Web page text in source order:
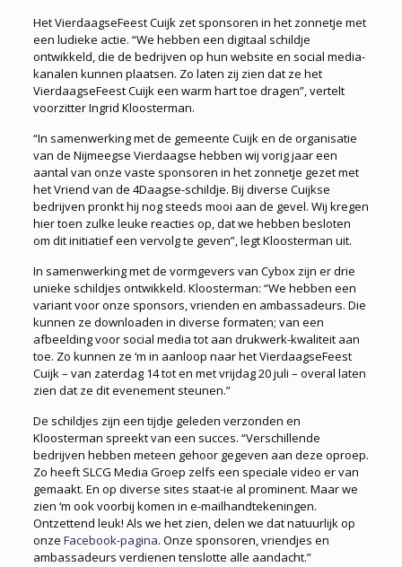
Het VierdaagseFeest Cuijk zet sponsoren in het zonnetje met
een ludieke actie. “We hebben een digitaal schildje
ontwikkeld, die de bedrijven op hun website en social media-
kanalen kunnen plaatsen. Zo laten zij zien dat ze het
VierdaagseFeest Cuijk een warm hart toe dragen”, vertelt
voorzitter Ingrid Kloosterman.
“In samenwerking met de gemeente Cuijk en de organisatie
van de Nijmeegse Vierdaagse hebben wij vorig jaar een
aantal van onze vaste sponsoren in het zonnetje gezet met
het Vriend van de 4Daagse-schildje. Bij diverse Cuijkse
bedrijven pronkt hij nog steeds mooi aan de gevel. Wij kregen
hier toen zulke leuke reacties op, dat we hebben besloten
om dit initiatief een vervolg te geven”, legt Kloosterman uit.
In samenwerking met de vormgevers van Cybox zijn er drie
unieke schildjes ontwikkeld. Kloosterman: “We hebben een
variant voor onze sponsors, vrienden en ambassadeurs. Die
kunnen ze downloaden in diverse formaten; van een
afbeelding voor social media tot aan drukwerk-kwaliteit aan
toe. Zo kunnen ze ‘m in aanloop naar het VierdaagseFeest
Cuijk – van zaterdag 14 tot en met vrijdag 20 juli – overal laten
zien dat ze dit evenement steunen.”
De schildjes zijn een tijdje geleden verzonden en
Kloosterman spreekt van een succes. “Verschillende
bedrijven hebben meteen gehoor gegeven aan deze oproep.
Zo heeft SLCG Media Groep zelfs een speciale video er van
gemaakt. En op diverse sites staat-ie al prominent. Maar we
zien ‘m ook voorbij komen in e-mailhandtekeningen.
Ontzettend leuk! Als we het zien, delen we dat natuurlijk op
onze Facebook-pagina. Onze sponsoren, vriendjes en
ambassadeurs verdienen tenslotte alle aandacht.”